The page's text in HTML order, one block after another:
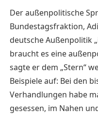
Der außenpolitische
Bundestagsfraktion,
deutsche Außenpolitik
braucht es eine
sagte er dem „Stern“
Beispiele auf: Bei den
Verhandlungen habe
gesessen, im Nahen